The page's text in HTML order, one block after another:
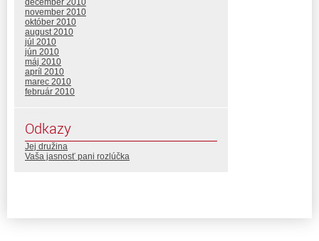
november 2010
október 2010
august 2010
júl 2010
jún 2010
máj 2010
apríl 2010
marec 2010
február 2010
Odkazy
Jej družina
Vaša jasnosť pani rozlúčka